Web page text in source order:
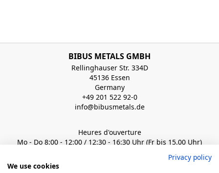
BIBUS METALS GMBH
Rellinghauser Str. 334D
45136 Essen
Germany
+49 201 522 92-0
info@bibusmetals.de
Heures d'ouverture
Mo - Do 8:00 - 12:00 / 12:30 - 16:30 Uhr (Fr bis 15.00 Uhr)
Privacy policy
We use cookies